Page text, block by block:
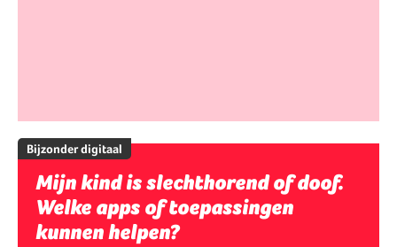
Bijzonder digitaal
Mijn kind is slechthorend of doof.
Welke apps of toepassingen
kunnen helpen?